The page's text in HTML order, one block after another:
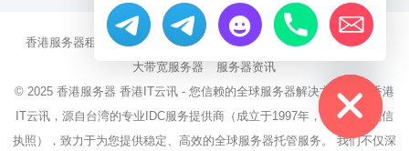
香港服务器租用 海外CN2服务器 站群多IP服务器
海外云服务器
大带宽服务器
服务器资讯
© 2025 香港服务器 香港IT云讯 - 您信赖的全球服务器解决方案伙伴 香港
IT云讯，源自台湾的专业IDC服务提供商（成立于1997年，持有NCC电信
执照），致力于为您提供稳定、高效的全球服务器托管服务。 我们不仅深
Hide chaty